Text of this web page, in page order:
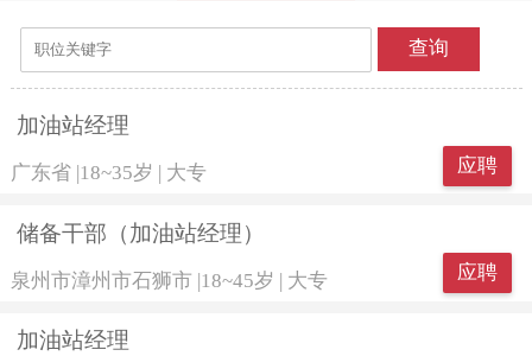
查询
加油站经理
广东省| 18~35岁 大专 应聘
储备干部（加油站经理）
泉州市漳州市石狮市 |18~45岁 | 大专 应聘
加油站经理